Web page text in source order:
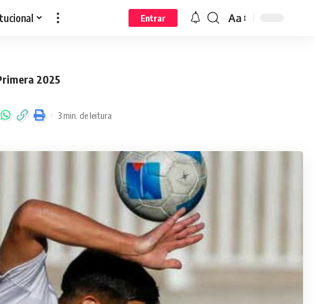
Entrar Aa
2025
3 min. de leitura